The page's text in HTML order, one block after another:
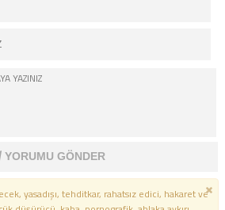
YORUMU GÖNDER
yasadışı, tehditkar, rahatsız edici, hakaret ve